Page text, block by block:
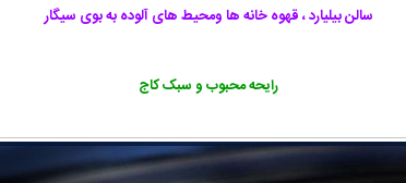
سالن بیلیارد ، قهوه خانه ها ومحیط های آلوده به بوی سیگار
رایحه محبوب و سبک کاج